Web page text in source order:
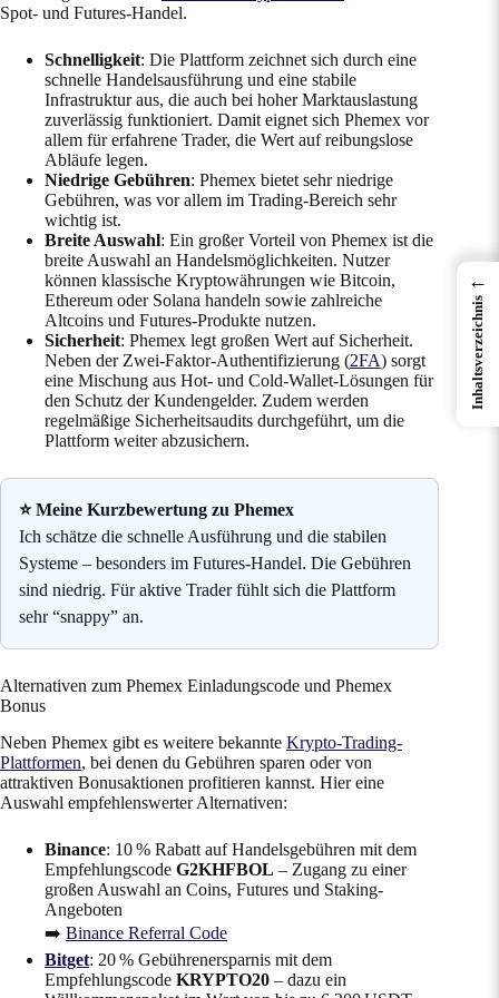
Spot- und Futures-Handel.
Schnelligkeit: Die Plattform zeichnet sich durch eine
schnelle Handelsausführung und eine stabile
Infrastruktur aus, die auch bei hoher Marktauslastung
zuverlässig funktioniert. Damit eignet sich Phemex vor
allem für erfahrene Trader, die Wert auf reibungslose
Abläufe legen.
Niedrige Gebühren: Phemex bietet sehr niedrige
Gebühren, was vor allem im Trading-Bereich sehr
wichtig ist.
Breite Auswahl: Ein großer Vorteil von Phemex ist die
breite Auswahl an Handelsmöglichkeiten. Nutzer
können klassische Kryptowährungen wie Bitcoin,
Ethereum oder Solana handeln sowie zahlreiche
Altcoins und Futures-Produkte nutzen.
Sicherheit: Phemex legt großen Wert auf Sicherheit.
Neben der Zwei-Faktor-Authentifizierung (2FA) sorgt
eine Mischung aus Hot- und Cold-Wallet-Lösungen für
den Schutz der Kundengelder. Zudem werden
regelmäßige Sicherheitsaudits durchgeführt, um die
Plattform weiter abzusichern.
⭐ Meine Kurzbewertung zu Phemex
Ich schätze die schnelle Ausführung und die stabilen
Systeme – besonders im Futures-Handel. Die Gebühren
sind niedrig. Für aktive Trader fühlt sich die Plattform
sehr “snappy” an.
Alternativen zum Phemex Einladungscode und Phemex
Bonus
Neben Phemex gibt es weitere bekannte Krypto-Trading-
Plattformen, bei denen du Gebühren sparen oder von
attraktiven Bonusaktionen profitieren kannst. Hier eine
Auswahl empfehlenswerter Alternativen:
Binance: 10 % Rabatt auf Handelsgebühren mit dem
Empfehlungscode G2KHFBOL – Zugang zu einer
großen Auswahl an Coins, Futures und Staking-
Angeboten
➡️ Binance Referral Code
Bitget: 20 % Gebührenersparnis mit dem
Empfehlungscode KRYPTO20 – dazu ein
←
Inhaltsverzeichnis